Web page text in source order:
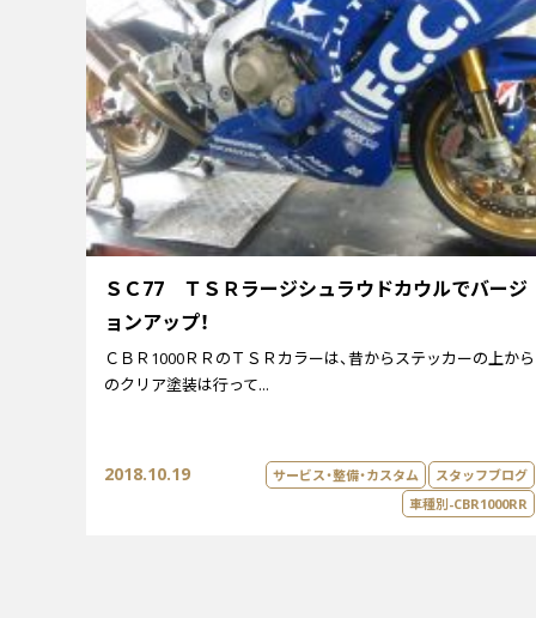
ＳＣ77 ＴＳＲラージシュラウドカウルでバージ
ョンアップ！
ＣＢＲ1000ＲＲのＴＳＲカラーは、昔からステッカーの上から
のクリア塗装は行って...
2018.10.19 サービス・整備・カスタム
スタッフブログ
車種別-CBR1000RR